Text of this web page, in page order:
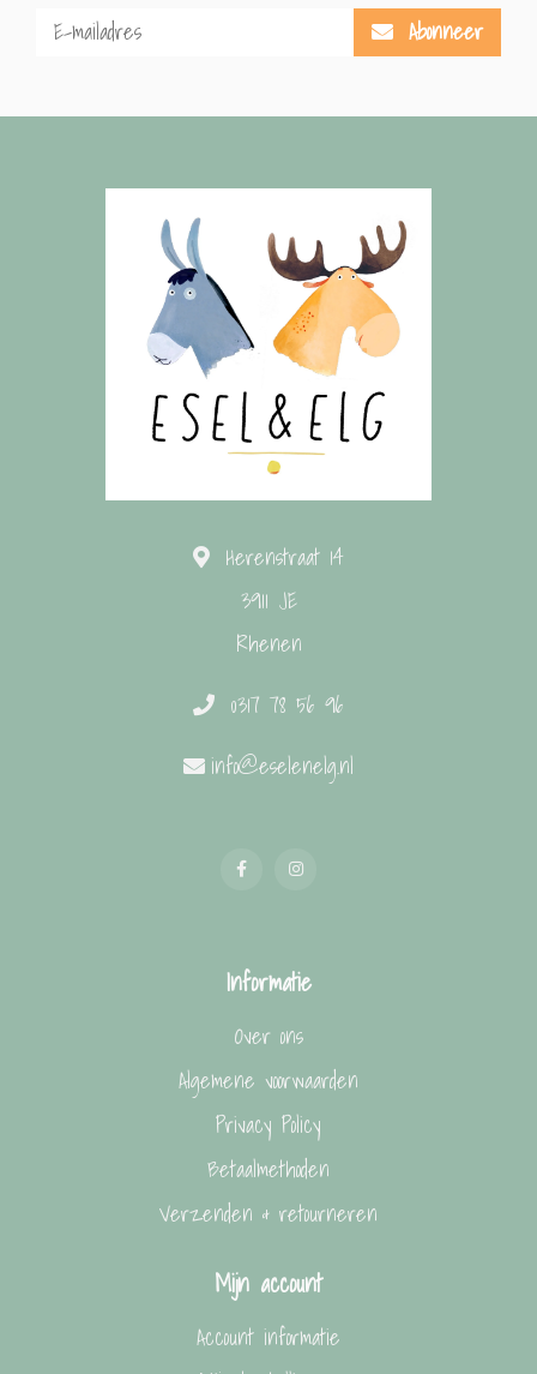
Abonneer
Herenstraat 14
3911 JE
Rhenen
0317 78 56 96
info@eselenelg.nl
Informatie
Over ons
Algemene voorwaarden
Privacy Policy
Betaalmethoden
Verzenden & retourneren
Mijn account
Account informatie